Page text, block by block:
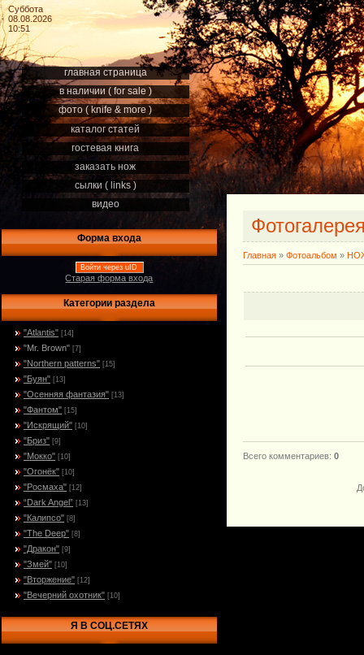
Суббота
08.08.2026
10:51
главная страница
в наличии ( for sale )
фото ( knife & more )
каталог статей
гостевая книга
заказать нож
сылки ( links )
видео
Форма входа
Войти через uID
Старая форма входа
Категории раздела
"Atlantis" [14]
"Mr. Brown" [7]
"Northern patterns" [15]
"Буян" [13]
"Осенняя фантазия" [13]
"Фантом" [15]
"Искрящий" [10]
"Бриз" [9]
"Мокко" [10]
"Огонёк" [10]
"Росмаха" [12]
“Dark Angel” [13]
"Калипсо" [8]
"The Deep" [8]
"Дракон" [9]
"Змей" [10]
"Вторжение" [12]
"Вечерний охотник" [10]
Я В СОЦ.СЕТЯХ
Главная » Фотоальбом »
Всего комментариев: 0